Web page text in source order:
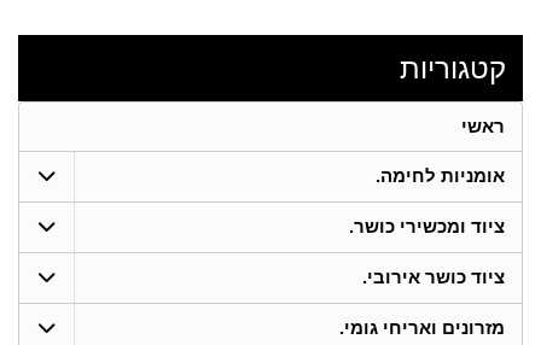
קטגוריות
ראשי
אומניות לחימה.
ציוד ומכשירי כושר.
ציוד כושר אירובי.
מזרונים ואריחי גומי.